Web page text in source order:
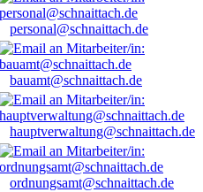
personal@schnaittach.de
bauamt@schnaittach.de
hauptverwaltung@schnaittach.de
ordnungsamt@schnaittach.de